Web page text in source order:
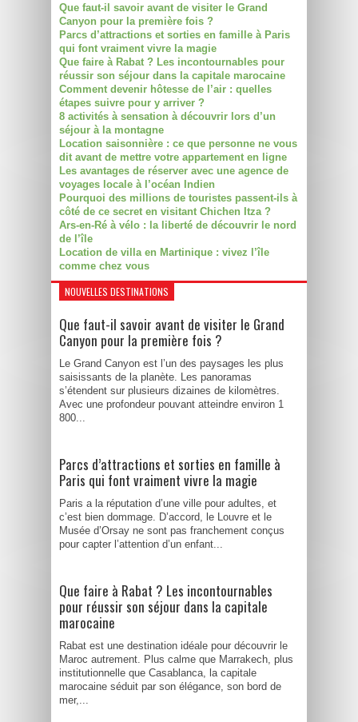
Que faut-il savoir avant de visiter le Grand
Canyon pour la première fois ?
Parcs d’attractions et sorties en famille à Paris
qui font vraiment vivre la magie
Que faire à Rabat ? Les incontournables pour
réussir son séjour dans la capitale marocaine
Comment devenir hôtesse de l’air : quelles
étapes suivre pour y arriver ?
8 activités à sensation à découvrir lors d’un
séjour à la montagne
Location saisonnière : ce que personne ne vous
dit avant de mettre votre appartement en ligne
Les avantages de réserver avec une agence de
voyages locale à l’océan Indien
Pourquoi des millions de touristes passent-ils à
côté de ce secret en visitant Chichen Itza ?
Ars-en-Ré à vélo : la liberté de découvrir le nord
de l’île
Location de villa en Martinique : vivez l’île
comme chez vous
NOUVELLES DESTINATIONS
Que faut-il savoir avant de visiter le Grand
Canyon pour la première fois ?
Le Grand Canyon est l’un des paysages les plus
saisissants de la planète. Les panoramas
s’étendent sur plusieurs dizaines de kilomètres.
Avec une profondeur pouvant atteindre environ 1
800...
Parcs d’attractions et sorties en famille à
Paris qui font vraiment vivre la magie
Paris a la réputation d’une ville pour adultes, et
c’est bien dommage. D’accord, le Louvre et le
Musée d’Orsay ne sont pas franchement conçus
pour capter l’attention d’un enfant...
Que faire à Rabat ? Les incontournables
pour réussir son séjour dans la capitale
marocaine
Rabat est une destination idéale pour découvrir le
Maroc autrement. Plus calme que Marrakech, plus
institutionnelle que Casablanca, la capitale
marocaine séduit par son élégance, son bord de
mer,...